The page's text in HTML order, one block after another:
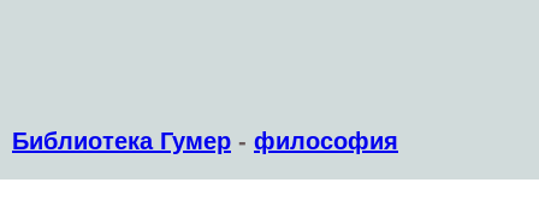
Библиотека Гумер - философия